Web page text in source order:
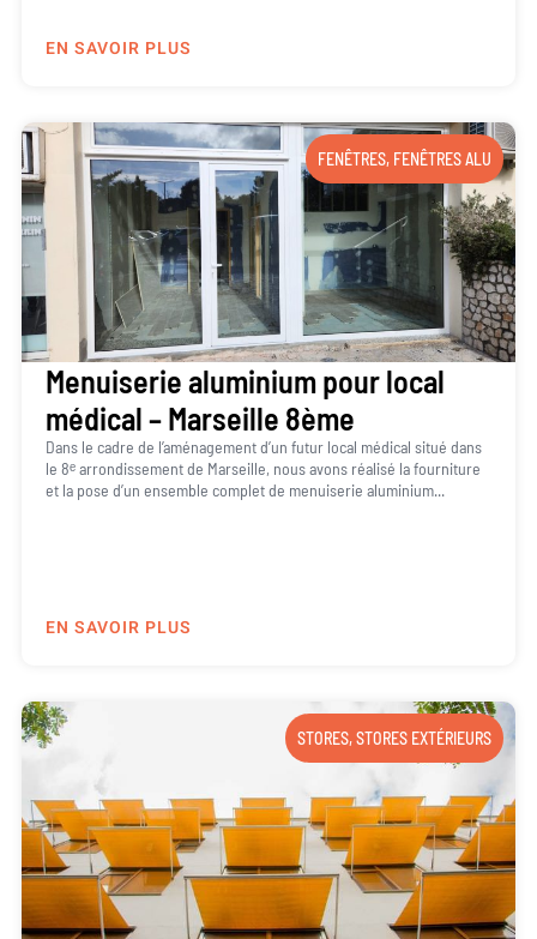
EN SAVOIR PLUS
FENÊTRES, FENÊTRES ALU
Menuiserie aluminium pour local
médical – Marseille 8ème
Dans le cadre de l’aménagement d’un futur local médical situé dans
le 8ᵉ arrondissement de Marseille, nous avons réalisé la fourniture
et la pose d’un ensemble complet de menuiserie aluminium...
EN SAVOIR PLUS
STORES,STORES EXTÉRIEURS